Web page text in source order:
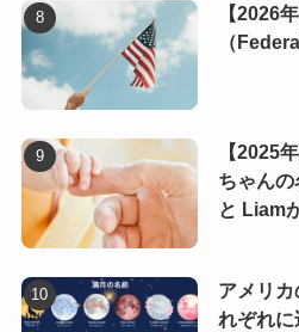
【2026
（
【2025
ちゃん
と Liam
アメリ
れぞれ